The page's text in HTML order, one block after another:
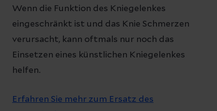
Wenn die Funktion des Kniegelenkes
eingeschränkt ist und das Knie Schmerzen
verursacht, kann oftmals nur noch das
Einsetzen eines künstlichen Kniegelenkes
helfen.
Erfahren Sie mehr zum Ersatz des